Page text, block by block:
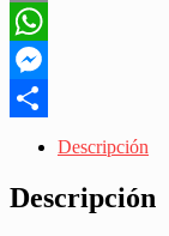
Email
WhatsApp
Messenger
Descripción
Descripción